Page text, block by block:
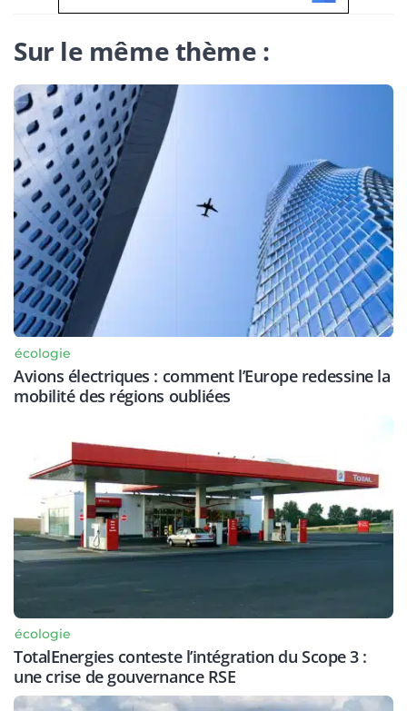
Sur le même thème :
écologie
Avions électriques : comment l’Europe redessine la
mobilité des régions oubliées
écologie
TotalEnergies conteste l’intégration du Scope 3 :
une crise de gouvernance RSE